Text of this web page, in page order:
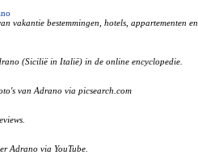
vakantie bestemmingen, hotels, appartementen en
(Sicilië in Italië) in de online encyclopedie.
van Adrano via picsearch.com
Adrano via YouTube.